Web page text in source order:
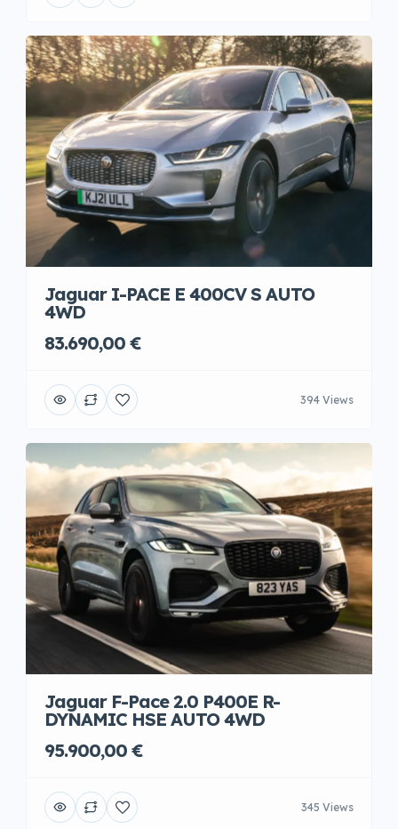
Jaguar I-PACE E 400CV S AUTO
4WD
83.690,00 €
394 Views
Jaguar F-Pace 2.0 P400E R-
DYNAMIC HSE AUTO 4WD
95.900,00 €
345 Views